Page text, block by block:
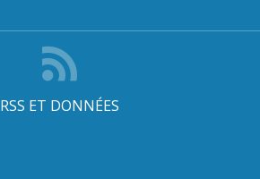
RSS ET DONNÉES